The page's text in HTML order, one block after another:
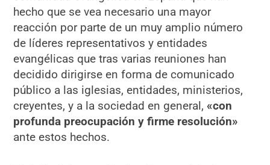
hecho que se vea necesario una mayor
reacción por parte de un muy amplio número
de líderes representativos y entidades
evangélicas que tras varias reuniones han
decidido dirigirse en forma de comunicado
público a las iglesias, entidades, ministerios,
creyentes, y a la sociedad en general, «con
profunda preocupación y firme resolución»
ante estos hechos.